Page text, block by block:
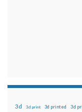
3d 3d print 3d printed 3d